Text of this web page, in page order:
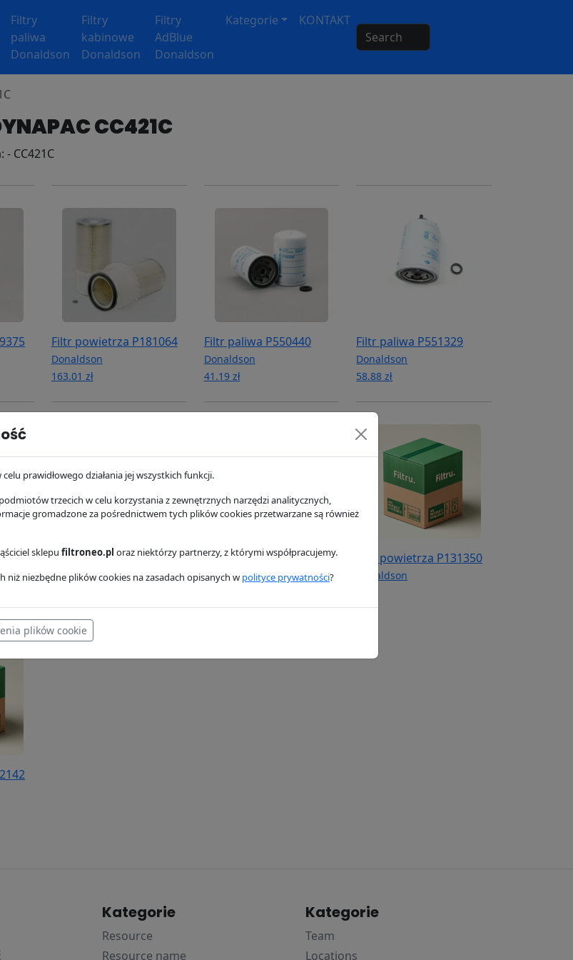
Filtry
paliwa
Donaldson
Filtry
kabinowe
Donaldson
Filtry
AdBlue
Donaldson
Kategorie
KONTAKT
CC421C
CC421C
Filtr powietrza P181064
Donaldson
163.01 zł
Filtr paliwa P550440
Donaldson
41.19 zł
Filtr paliwa P551329
Donaldson
58.88 zł
Filtr powietrza P108668
Donaldson
Filtr powietrza P108674
Donaldson
Filtr powietrza P131350
Donaldson
Kategorie
Resource
Resource name
Kategorie
Team
Locations
prawidłowego działania jej wszystkich funkcji.
trzecich w celu korzystania z zewnętrznych narzędzi analitycznych,
gromadzone za pośrednictwem tych plików cookies przetwarzane są również
sklepu filtroneo.pl oraz niektórzy partnerzy, z którymi współpracujemy.
niż niezbędne plików cookies na zasadach opisanych w polityce prywatności?
plików cookie